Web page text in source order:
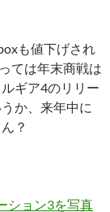
も値下げされ
ては年末商戦は
ギア4のリリー
か、来年中に
？
ション3を写真